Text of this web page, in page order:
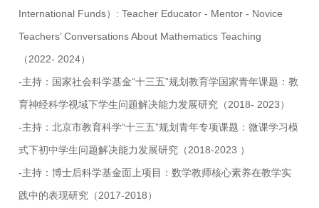
International Funds）: Teacher Educator - Mentor - Novice
Teachers’ Conversations About Mathematics Teaching
（2022- 2024）
-主持：国家社会科学基金“十三五”规划教育学国家青年课题：教
育神经科学视域下学生问题解决能力发展研究（2018- 2023）
-主持：北京市教育科学“十三五”规划青年专项课题：微课学习模
式下初中学生问题解决能力发展研究（2018-2023 ）
-主持：博士后科学基金面上项目：数学教师核心素养在教学实
践中的表现研究（2017-2018）